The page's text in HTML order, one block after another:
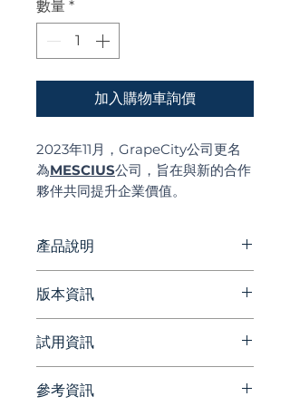
數量 *
加入購物車詢價
2023年11月，GrapeCity公司更名
為MESCIUS公司，旨在與新的合作
夥伴共同提升企業價值。
並“服務世界”，邁向新的發展階段。
產品說明
程序中必不可少的交互式設計元
素，可使其更加用戶友好。其中包
括數據網格、圖表、儀表和其他驅
動用戶交互的小部件。
版本資訊
https://developer.mescius.co
m/wijmo/releases
試用資訊
請洽詢 Beesoft 蜂潮資訊 ▼
參考資訊